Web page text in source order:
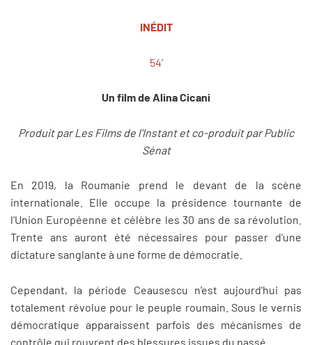
INÉDIT
54'
Un film de Alina Cicani
Produit par Les Films de l'Instant et co-produit par Public
Sénat
En 2019, la Roumanie prend le devant de la scène
internationale. Elle occupe la présidence tournante de
l'Union Européenne et célèbre les 30 ans de sa révolution.
Trente ans auront été nécessaires pour passer d'une
dictature sanglante à une forme de démocratie.
Cependant, la période Ceausescu n'est aujourd'hui pas
totalement révolue pour le peuple roumain. Sous le vernis
démocratique apparaissent parfois des mécanismes de
contrôle qui rouvrent des blessures issues du passé.